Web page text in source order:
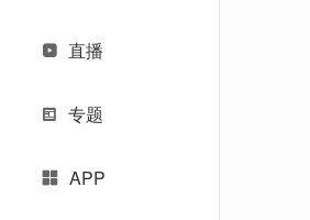
直播
专题
APP